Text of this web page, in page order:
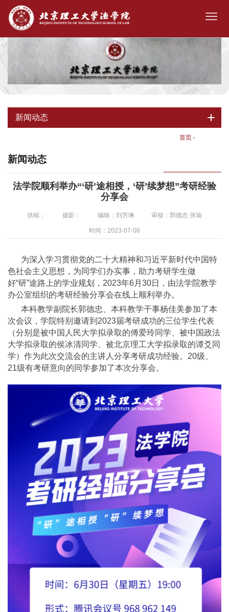
新闻动态
首页 -
新闻动态
法学院顺利举办“‘研’途相授，‘研’续梦想”考研经验
分享会
供稿： 摄影： 编辑：刘芳琳 审核：郭德忠 张瑜
时间：2023-07-06
为深入学习贯彻党的二十大精神和习近平新时代中国特
色社会主义思想，为同学们办实事，助力考研学生做
好“研”途路上的学业规划，2023年6月30日，由法学院教学
办公室组织的考研经验分享会在线上顺利举办。
本科教学副院长郭德忠、本科教学干事杨佳美参加了本
次会议，学院特别邀请到2023届考研成功的三位学生代表
（分别是被中国人民大学拟录取的傅爱玲同学、被中国政法
大学拟录取的侯冰清同学、被北京理工大学拟录取的谭爻同
学）作为此次交流会的主讲人分享考研成功经验。20级、
21级有考研意向的同学参加了本次分享会。